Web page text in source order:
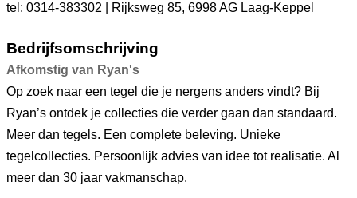
tel: 0314-383302 |
Rijksweg 85, 6998 AG Laag-Keppel
Bedrijfsomschrijving
Afkomstig van Ryan's
Op zoek naar een tegel die je nergens anders vindt? Bij
Ryan’s ontdek je collecties die verder gaan dan standaard.
Meer dan tegels. Een complete beleving. Unieke
tegelcollecties. Persoonlijk advies van idee tot realisatie. Al
meer dan 30 jaar vakmanschap.